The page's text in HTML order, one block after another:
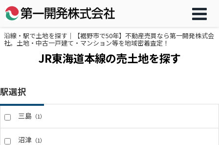
沿線・駅で土地を探す｜【裾野市で50年】不動産売買なら第一開発株式会
社。土地・中古一戸建て・マンション等を地域密着査定！
JR東海道本線の売土地を探す
駅選択
三島 （1）
沼津 （1）